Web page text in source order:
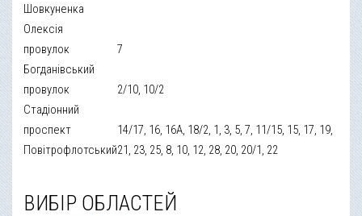
Шовкуненка
Олексія
провулок
Богданівський
7
провулок
Стадіонний
2/10, 10/2
проспект
Повітрофлотський
14/17, 16, 16А, 18/2, 1, 3, 5, 7, 11/15, 15, 17, 19,
21, 23, 25, 8, 10, 12, 28, 20, 20/1, 22
ВИБІР ОБЛАСТЕЙ